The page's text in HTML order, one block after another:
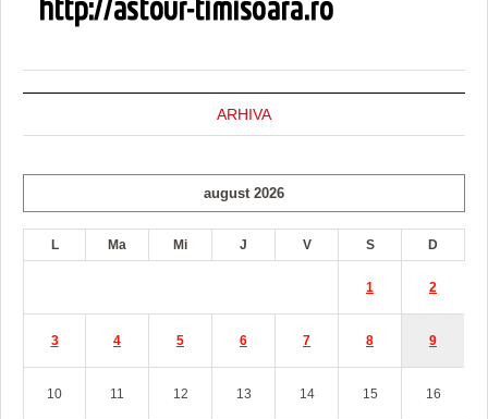
ARHIVA
august 2026
L Ma Mi J V S D
1 2
3 4 5 6 7 8 9
10 11 12 13 14 15 16